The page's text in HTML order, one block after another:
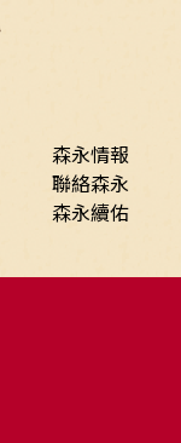
森永情報
聯絡森永
森永續佑